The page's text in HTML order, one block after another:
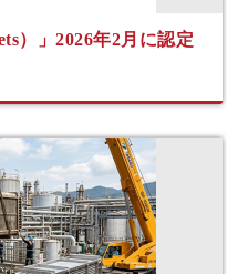
）」2026年2月に認定